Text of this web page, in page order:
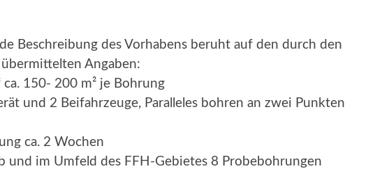
Beschreibung des Vorhabens beruht auf den durch den
Angaben:
150- 200 m² je Bohrung
und 2 Beifahrzeuge, Paralleles bohren an zwei Punkten
ca. 2 Wochen
und im Umfeld des FFH-Gebietes 8 Probebohrungen